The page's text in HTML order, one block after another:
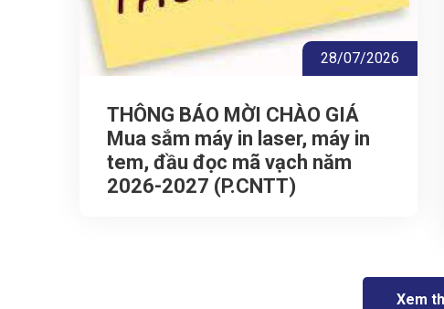
28/07/2026
THÔNG BÁO MỜI CHÀO GIÁ
Mua sắm máy in laser, máy in
tem, đầu đọc mã vạch năm
2026-2027 (P.CNTT)
Xem